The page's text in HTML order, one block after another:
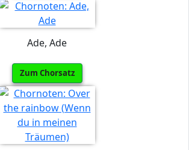
Ade, Ade
Zum Chorsatz